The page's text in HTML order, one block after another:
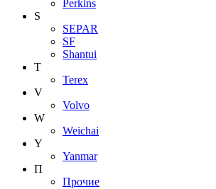
Perkins
S
SEPAR
SF
Shantui
T
Terex
V
Volvo
W
Weichai
Y
Yanmar
П
Прочие